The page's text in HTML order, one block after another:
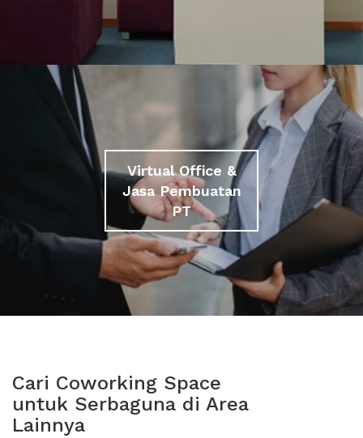
Virtual Office &
Jasa Pembuatan
PT
Cari Coworking Space
untuk Serbaguna di Area
Lainnya